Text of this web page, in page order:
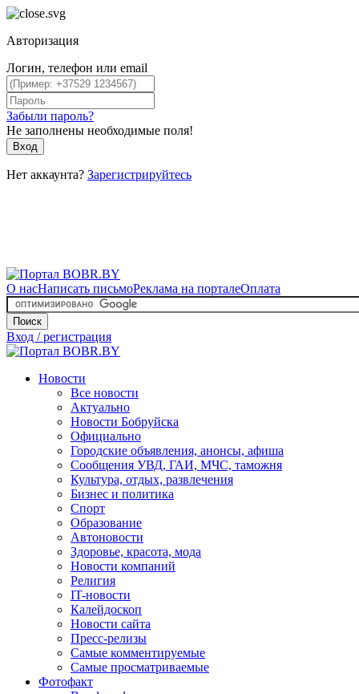
Авторизация
Логин, телефон или email
Забыли пароль?
Не заполнены необходимые поля!
Вход
Нет аккаунта? Зарегистрируйтесь
О насНаписать письмоРеклама на порталеОплата
Поиск
Вход / регистрация
Новости
Все новости
Актуально
Новости Бобруйска
Официально
Городские объявления, анонсы, афиша
Сообщения УВД, ГАИ, МЧС, таможня
Культура, отдых, развлечения
Бизнес и политика
Спорт
Образование
Автоновости
Здоровье, красота, мода
Новости компаний
Религия
IT-новости
Калейдоскоп
Новости сайта
Пресс-релизы
Самые комментируемые
Самые просматриваемые
Фотофакт